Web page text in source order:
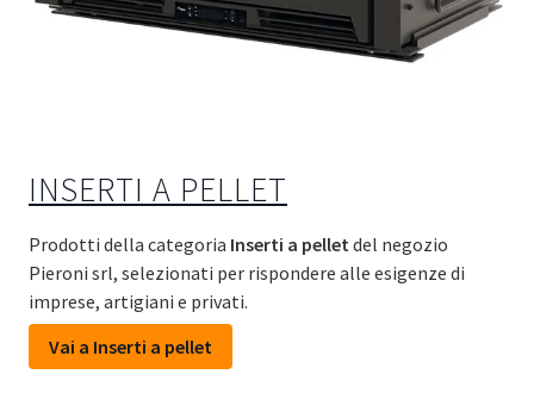
INSERTI A PELLET
Prodotti della categoria Inserti a pellet del negozio
Pieroni srl, selezionati per rispondere alle esigenze di
imprese, artigiani e privati.
Vai a Inserti a pellet